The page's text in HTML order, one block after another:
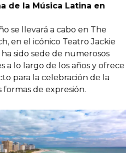
de la Música Latina en
se llevará a cabo en The
en el icónico Teatro Jackie
sido sede de numerosos
a lo largo de los años y ofrece
para la celebración de la
formas de expresión.